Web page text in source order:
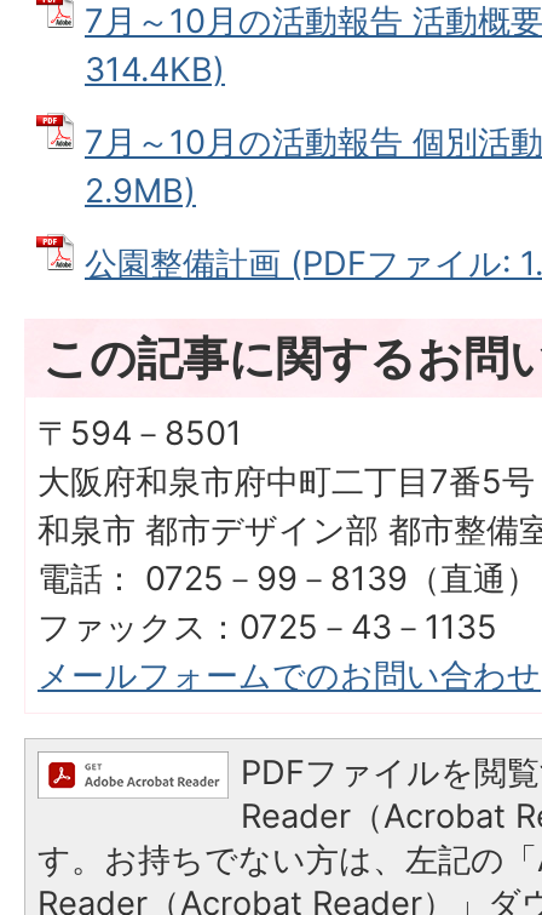
7月～10月の活動報告 活動概
314.4KB)
7月～10月の活動報告 個別活
2.9MB)
公園整備計画 (PDFファイル:
この記事に関するお問
〒594－8501
大阪府和泉市府中町二丁目7番5号
和泉市 都市デザイン部 都市整備
電話： 0725－99－8139（直通）
ファックス：0725－43－1135
メールフォームでのお問い合わせ
PDFファイルを閲
Reader（Acrobat
す。お持ちでない方は、左記の
Reader（Acrobat Reader）」ダ